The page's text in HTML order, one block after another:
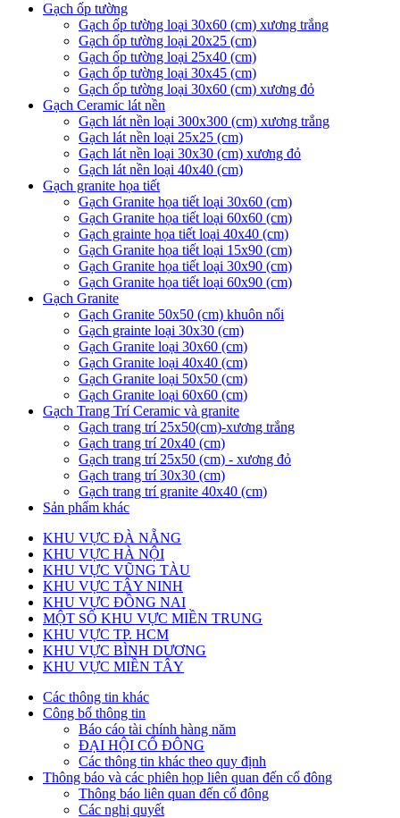
Gạch ốp tường
Gạch ốp tường loại 30x60 (cm) xương trắng
Gạch ốp tường loại 20x25 (cm)
Gạch ốp tường loại 25x40 (cm)
Gạch ốp tường loại 30x45 (cm)
Gạch ốp tường loại 30x60 (cm) xương đỏ
Gạch Ceramic lát nền
Gạch lát nền loại 300x300 (cm) xương trắng
Gạch lát nền loại 25x25 (cm)
Gạch lát nền loại 30x30 (cm) xương đỏ
Gạch lát nền loại 40x40 (cm)
Gạch granite họa tiết
Gạch Granite họa tiết loại 30x60 (cm)
Gạch Granite họa tiết loại 60x60 (cm)
Gạch grainte họa tiết loại 40x40 (cm)
Gạch Granite họa tiết loại 15x90 (cm)
Gạch Granite họa tiết loại 30x90 (cm)
Gạch Granite họa tiết loại 60x90 (cm)
Gạch Granite
Gạch Granite 50x50 (cm) khuôn nổi
Gạch grainte loại 30x30 (cm)
Gạch Granite loại 30x60 (cm)
Gạch Granite loại 40x40 (cm)
Gạch Granite loại 50x50 (cm)
Gạch Granite loại 60x60 (cm)
Gạch Trang Trí Ceramic và granite
Gạch trang trí 25x50(cm)-xương trắng
Gạch trang trí 20x40 (cm)
Gạch trang trí 25x50 (cm) - xương đỏ
Gạch trang trí 30x30 (cm)
Gạch trang trí granite 40x40 (cm)
Sản phẩm khác
KHU VỰC ĐÀ NẴNG
KHU VỰC HÀ NỘI
KHU VỰC VŨNG TÀU
KHU VỰC TÂY NINH
KHU VỰC ĐỒNG NAI
MỘT SỐ KHU VỰC MIỀN TRUNG
KHU VỰC TP. HCM
KHU VỰC BÌNH DƯƠNG
KHU VỰC MIỀN TÂY
Các thông tin khác
Công bố thông tin
Báo cáo tài chính hàng năm
ĐẠI HỘI CỔ ĐÔNG
Các thông tin khác theo quy định
Thông báo và các phiên họp liên quan đến cổ đông
Thông báo liên quan đến cổ đông
Các nghị quyết